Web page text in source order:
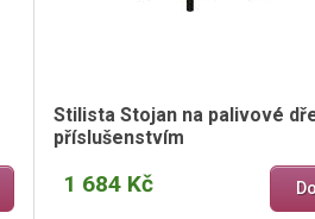
Stilista Stojan na palivové
příslušenstvím
1 684 Kč